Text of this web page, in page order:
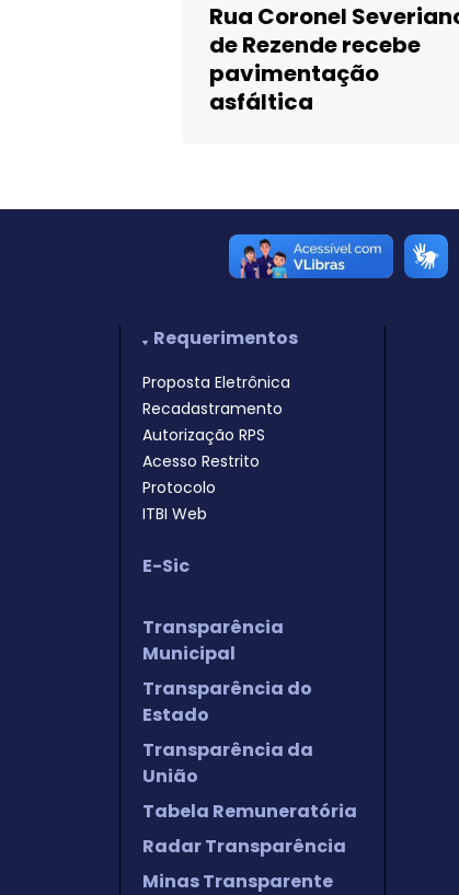
Rua Coronel
de Rezende recebe
pavimentação
asfáltica
Requerimentos
Proposta Eletrônica
Recadastramento
Autorização RPS
Acesso Restrito
Protocolo
ITBI Web
E-Sic
Transparência
Municipal
Transparência do
Estado
Transparência da
União
Tabela Remuneratória
Radar Transparência
Minas Transparente